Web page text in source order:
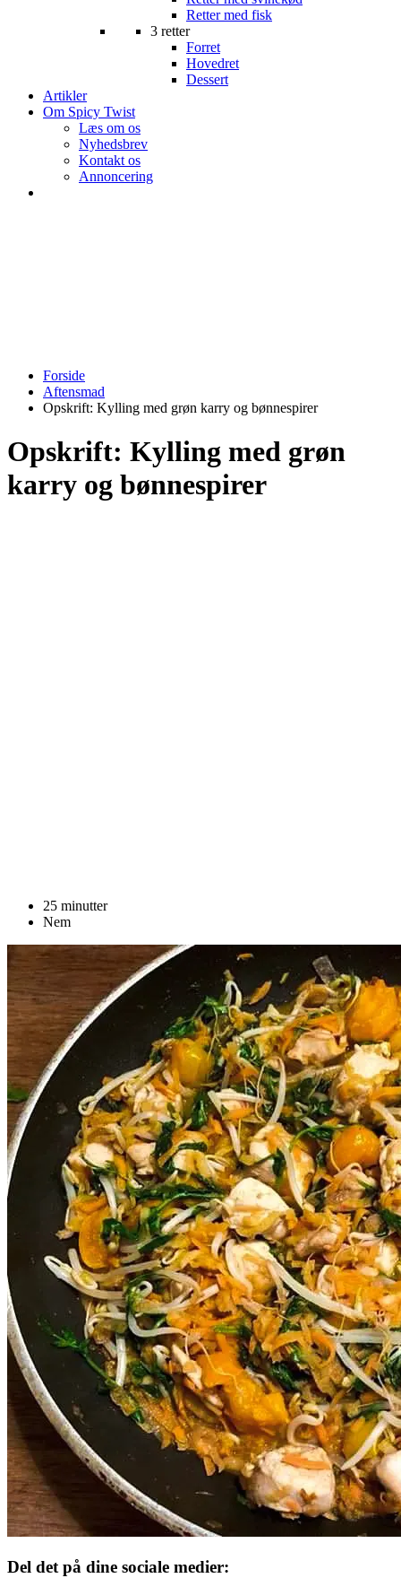
Retter med fisk
3 retter
Forret
Hovedret
Dessert
Artikler
Om Spicy Twist
Læs om os
Nyhedsbrev
Kontakt os
Annoncering
Forside
Aftensmad
Opskrift: Kylling med grøn karry og bønnespirer
Opskrift: Kylling med grøn
karry og bønnespirer
25 minutter
Nem
Del det på dine sociale medier: